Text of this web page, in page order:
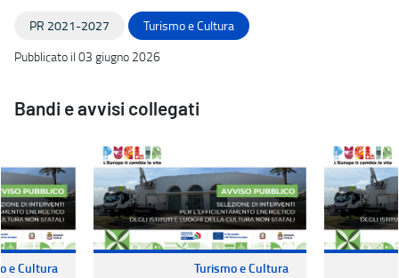
PR 2021-2027
Turismo e Cultura
Pubblicato il 03 giugno 2026
Bandi e avvisi collegati
e Cultura
Turismo e Cultura